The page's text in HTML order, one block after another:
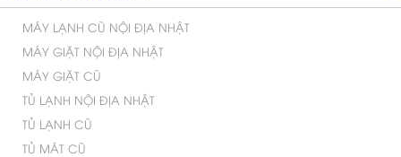
MÁY LẠNH CŨ NỘI ĐỊA NHẬT
MÁY GIẶT NỘI ĐỊA NHẬT
MÁY GIẶT CŨ
TỦ LẠNH NỘI ĐỊA NHẬT
TỦ LẠNH CŨ
TỦ MÁT CŨ